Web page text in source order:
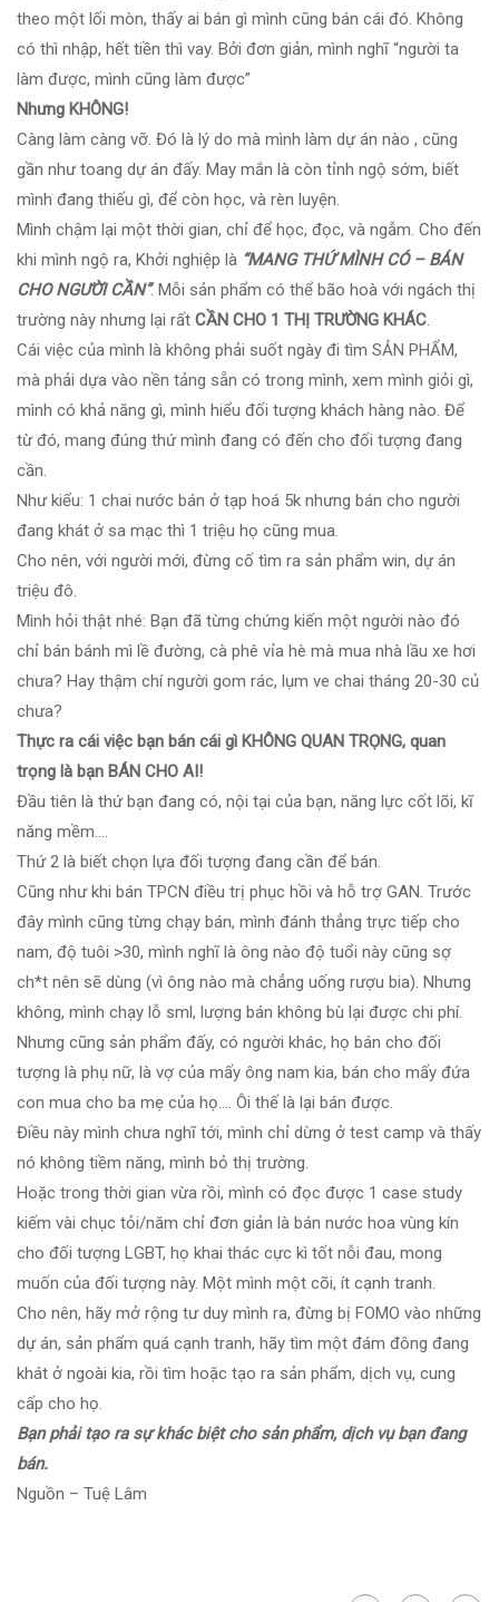
theo một lối mòn, thấy ai bán gì mình cũng bán cái đó. Không
có thì nhập, hết tiền thì vay. Bởi đơn giản, mình nghĩ “người ta
làm được, mình cũng làm được”
Nhưng KHÔNG!
Càng làm càng vỡ. Đó là lý do mà mình làm dự án nào , cũng
gần như toang dự án đấy. May mắn là còn tỉnh ngộ sớm, biết
mình đang thiếu gì, để còn học, và rèn luyện.
Mình chậm lại một thời gian, chỉ để học, đọc, và ngẫm. Cho đến
khi mình ngộ ra, Khởi nghiệp là “MANG THỨ MÌNH CÓ – BÁN
CHO NGƯỜI CẦN”. Mỗi sản phẩm có thể bão hoà với ngách thị
trường này nhưng lại rất CẦN CHO 1 THỊ TRƯỜNG KHÁC.
Cái việc của mình là không phải suốt ngày đi tìm SẢN PHẨM,
mà phải dựa vào nền tảng sẵn có trong mình, xem mình giỏi gì,
mình có khả năng gì, mình hiểu đối tượng khách hàng nào. Để
từ đó, mang đúng thứ mình đang có đến cho đối tượng đang
cần.
Như kiểu: 1 chai nước bán ở tạp hoá 5k nhưng bán cho người
đang khát ở sa mạc thì 1 triệu họ cũng mua.
Cho nên, với người mới, đừng cố tìm ra sản phẩm win, dự án
triệu đô.
Mình hỏi thật nhé: Bạn đã từng chứng kiến một người nào đó
chỉ bán bánh mì lề đường, cà phê vỉa hè mà mua nhà lầu xe hơi
chưa? Hay thậm chí người gom rác, lụm ve chai tháng 20-30 củ
chưa?
Thực ra cái việc bạn bán cái gì KHÔNG QUAN TRỌNG, quan
trọng là bạn BÁN CHO AI!
Đầu tiên là thứ bạn đang có, nội tại của bạn, năng lực cốt lõi, kĩ
năng mềm….
Thứ 2 là biết chọn lựa đối tượng đang cần để bán.
Cũng như khi bán TPCN điều trị phục hồi và hỗ trợ GAN. Trước
đây mình cũng từng chạy bán, mình đánh thẳng trực tiếp cho
nam, độ tuôi >30, mình nghĩ là ông nào độ tuổi này cũng sợ
ch*t nên sẽ dùng (vì ông nào mà chẳng uống rượu bia). Nhưng
không, mình chạy lỗ sml, lượng bán không bù lại được chi phí.
Nhưng cũng sản phẩm đấy, có người khác, họ bán cho đối
tượng là phụ nữ, là vợ của mấy ông nam kia, bán cho mấy đứa
con mua cho ba mẹ của họ…. Ôi thế là lại bán được.
Điều này mình chưa nghĩ tới, mình chỉ dừng ở test camp và thấy
nó không tiềm năng, mình bỏ thị trường.
Hoặc trong thời gian vừa rồi, mình có đọc được 1 case study
kiếm vài chục tỏi/năm chỉ đơn giản là bán nước hoa vùng kín
cho đối tượng LGBT, họ khai thác cực kì tốt nỗi đau, mong
muốn của đối tượng này. Một mình một cõi, ít cạnh tranh.
Cho nên, hãy mở rộng tư duy mình ra, đừng bị FOMO vào những
dự án, sản phẩm quá cạnh tranh, hãy tìm một đám đông đang
khát ở ngoài kia, rồi tìm hoặc tạo ra sản phẩm, dịch vụ, cung
cấp cho họ.
Bạn phải tạo ra sự khác biệt cho sản phẩm, dịch vụ bạn đang
bán.
Nguồn – Tuệ Lâm